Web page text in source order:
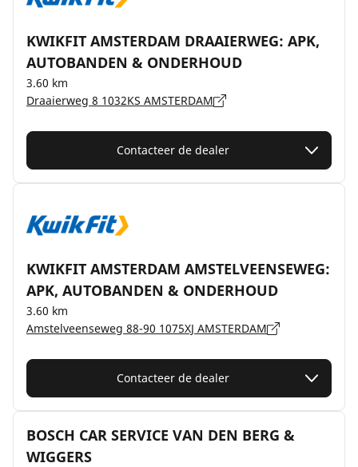
KWIKFIT AMSTERDAM DRAAIERWEG: APK,
AUTOBANDEN & ONDERHOUD
3.60 km
Draaierweg 8 1032KS AMSTERDAM
Contacteer de dealer
KWIKFIT AMSTERDAM AMSTELVEENSEWEG:
APK, AUTOBANDEN & ONDERHOUD
3.60 km
Amstelveenseweg 88-90 1075XJ AMSTERDAM
Contacteer de dealer
BOSCH CAR SERVICE VAN DEN BERG &
WIGGERS